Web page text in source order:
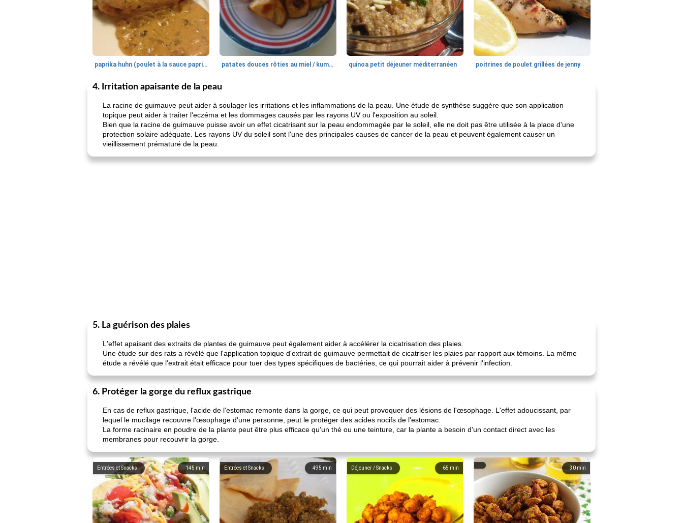
paprika huhn (poulet à la sauce paprika). patates douces rôties au miel / kumara quinoa petit déjeuner méditerranéen poitrines de poulet grillées de jenny
4. Irritation apaisante de la peau
La racine de guimauve peut aider à soulager les irritations et les inflammations de la peau. Une étude de synthèse suggère que son application
topique peut aider à traiter l'eczéma et les dommages causés par les rayons UV ou l'exposition au soleil.
Bien que la racine de guimauve puisse avoir un effet cicatrisant sur la peau endommagée par le soleil, elle ne doit pas être utilisée à la place d'une
protection solaire adéquate. Les rayons UV du soleil sont l'une des principales causes de cancer de la peau et peuvent également causer un
vieillissement prématuré de la peau.
5. La guérison des plaies
L'effet apaisant des extraits de plantes de guimauve peut également aider à accélérer la cicatrisation des plaies.
Une étude sur des rats a révélé que l'application topique d'extrait de guimauve permettait de cicatriser les plaies par rapport aux témoins. La même
étude a révélé que l'extrait était efficace pour tuer des types spécifiques de bactéries, ce qui pourrait aider à prévenir l'infection.
6. Protéger la gorge du reflux gastrique
En cas de reflux gastrique, l'acide de l'estomac remonte dans la gorge, ce qui peut provoquer des lésions de l'œsophage. L'effet adoucissant, par
lequel le mucilage recouvre l'œsophage d'une personne, peut le protéger des acides nocifs de l'estomac.
La forme racinaire en poudre de la plante peut être plus efficace qu'un thé ou une teinture, car la plante a besoin d'un contact direct avec les
membranes pour recouvrir la gorge.
145 min
Entrées et Snacks 495 min
Entrées et Snacks 65 min
Déjeuner / Snacks 30min